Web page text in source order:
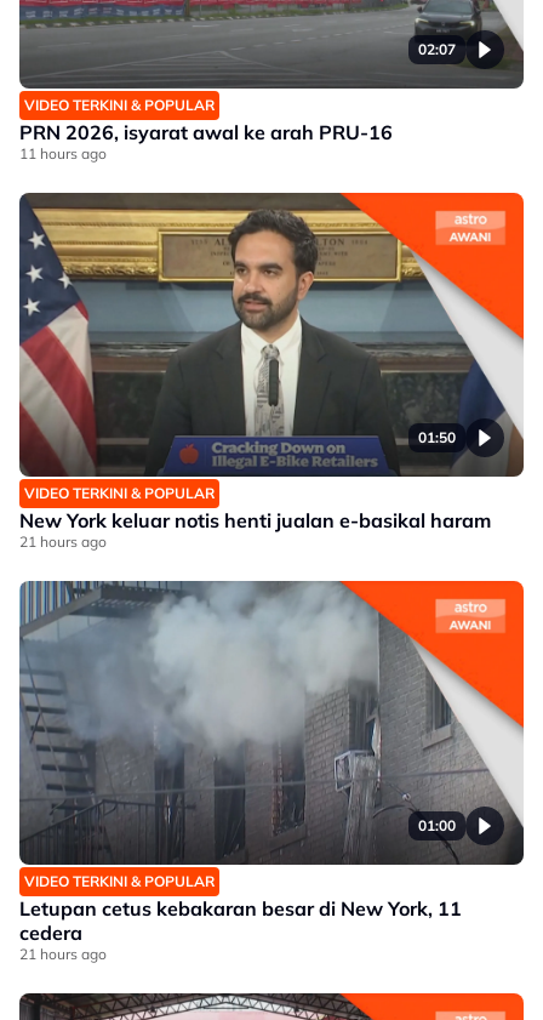
02:07
VIDEO TERKINI & POPULAR
PRN 2026, isyarat awal ke arah PRU-16
11 hours ago
01:50
VIDEO TERKINI & POPULAR
New York keluar notis henti jualan e-basikal haram
21 hours ago
01:00
VIDEO TERKINI & POPULAR
Letupan cetus kebakaran besar di New York, 11
cedera
21 hours ago